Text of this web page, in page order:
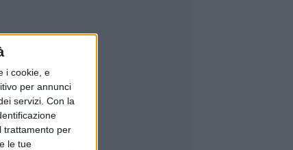
i cookie, e
per annunci
servizi. Con la
trattamento per
le tue